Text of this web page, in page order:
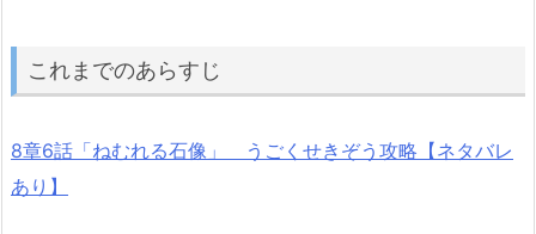
これまでのあらすじ
8章6話「ねむれる石像」 うごくせきぞう攻略【ネタバレ
あり】